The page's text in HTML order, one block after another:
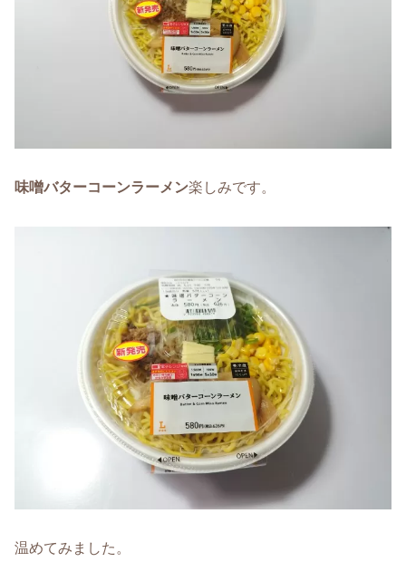
味噌バターコーンラーメン楽しみです。
温めてみました。